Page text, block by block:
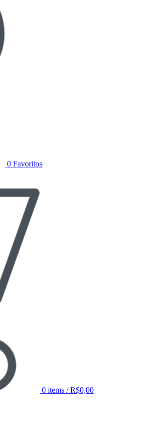
0 Favoritos
0 items / R$0,00